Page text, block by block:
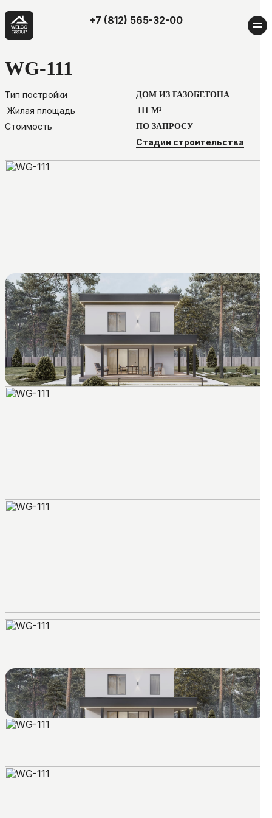
+7 (812) 565-32-00
WG-111
Тип постройки ДОМ ИЗ ГАЗОБЕТОНА
Жилая площадь 111 М²
Стоимость ПО ЗАПРОСУ
Стадии строительства